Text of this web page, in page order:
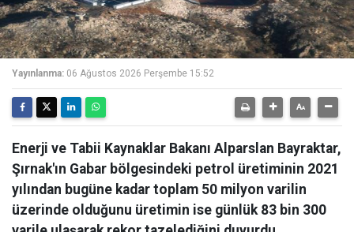
Yayınlanma: 06 Ağustos 2026 Perşembe 15:52
Enerji ve Tabii Kaynaklar Bakanı Alparslan Bayraktar,
Şırnak'ın Gabar bölgesindeki petrol üretiminin 2021
yılından bugüne kadar toplam 50 milyon varilin
üzerinde olduğunu üretimin ise günlük 83 bin 300